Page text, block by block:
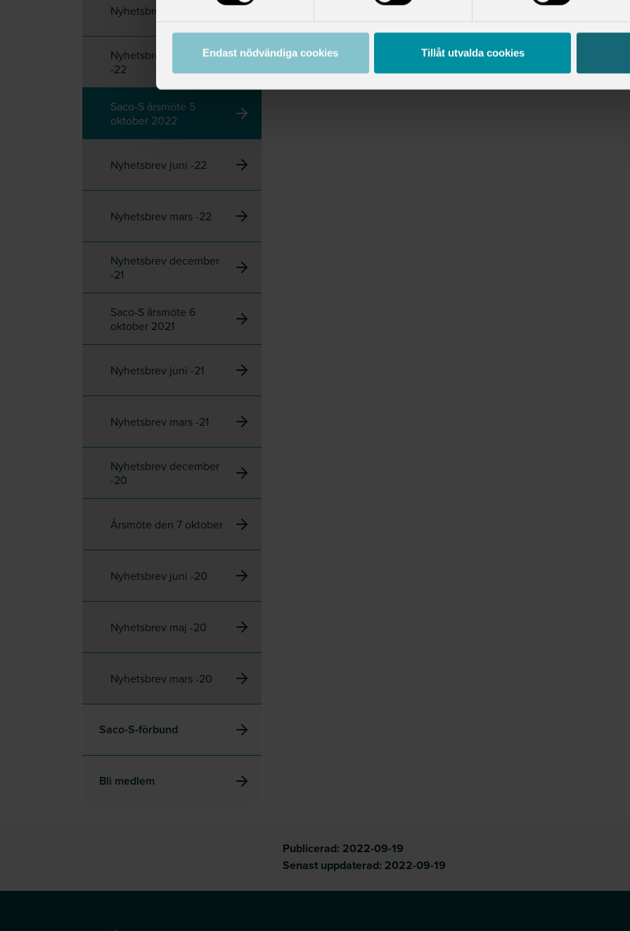
Endast nödvändiga cookies Tillåt utvalda cookies
Nyhetsbrev mars -23
Nyhetsbrev december
-22
Saco-S årsmöte 5
oktober 2022
Nyhetsbrev juni -22
Nyhetsbrev mars -22
Nyhetsbrev december
-21
Saco-S årsmöte 6
oktober 2021
Nyhetsbrev juni -21
Nyhetsbrev mars -21
Nyhetsbrev december
-20
Årsmöte den 7 oktober
Nyhetsbrev juni -20
Nyhetsbrev maj -20
Nyhetsbrev mars -20
Saco-S-förbund
Bli medlem
Publicerad: 2022-09-19
Senast uppdaterad: 2022-09-19